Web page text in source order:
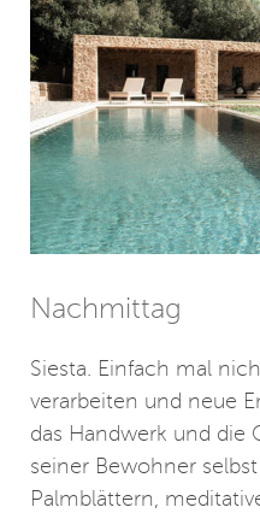
Nachmittag
Siesta. Einfach mal
verarbeiten und neue
das Handwerk und die
seiner Bewohner
Palmblättern,